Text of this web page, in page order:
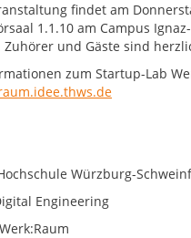
findet am
1.1.10 am Campus
und Gäste sind
zum Startup-Lab
Würzburg-
Engineering